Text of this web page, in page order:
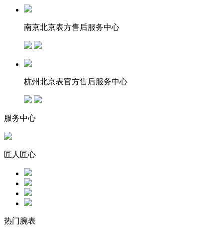
南京北京表方售后服务中心
杭州北京表官方售后服务中心
服务中心
匠人匠心
热门腕表